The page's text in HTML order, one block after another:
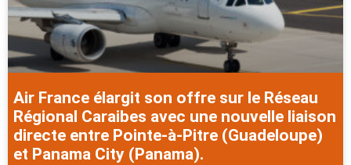
Air France élargit son offre sur le Réseau
Régional Caraibes avec une nouvelle liaison
directe entre Pointe-à-Pitre (Guadeloupe)
et Panama City (Panama).